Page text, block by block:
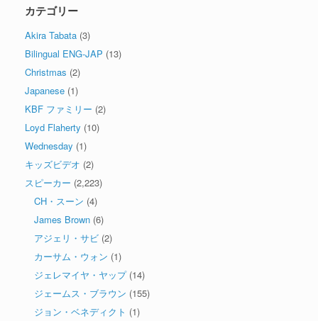
カテゴリー
Akira Tabata (3)
Bilingual ENG-JAP (13)
Christmas (2)
Japanese (1)
KBF ファミリー (2)
Loyd Flaherty (10)
Wednesday (1)
キッズビデオ (2)
スピーカー (2,223)
CH・スーン (4)
James Brown (6)
アジェリ・サビ (2)
カーサム・ウォン (1)
ジェレマイヤ・ヤップ(14)
ジェームス・ブラウン (155)
ジョン・ベネディクト (1)